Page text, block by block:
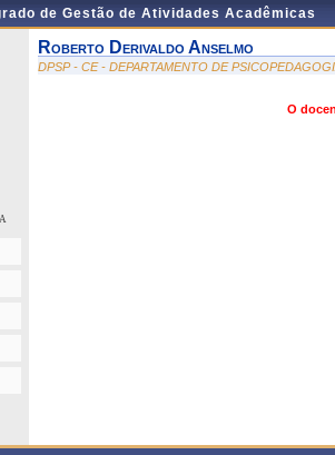
de Gestão de Atividades Acadêmicas
Roberto Derivaldo Anselmo
DPSP - CE - DEPARTAMENTO DE
O